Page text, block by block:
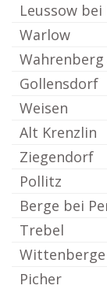
Leussow
Warlow
Gollensdorf
Weisen
Alt Krenzlin
Ziegendorf
Pollitz
Berge bei
Trebel
Picher